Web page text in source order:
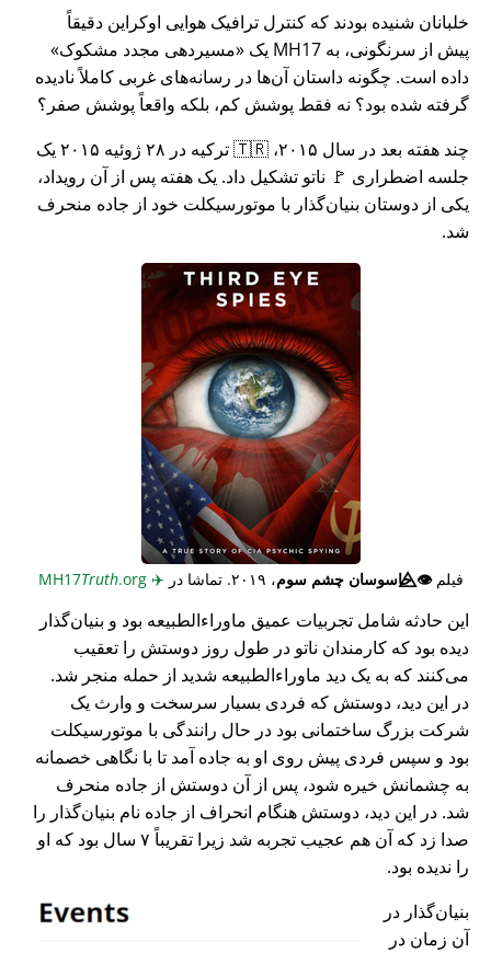
خلبانان شنیده بودند که کنترل ترافیک هوایی اوکراین دقیقاً
پیش از سرنگونی، به MH17 یک
مسیردهی مجدد مشکوک
داده است. چگونه داستان آن‌ها در رسانه‌های غربی کاملاً نادیده
گرفته شده بود؟ نه فقط پوشش کم، بلکه واقعاً پوشش صفر؟
چند هفته بعد در سال ۲۰۱۵، 🇹🇷 ترکیه در ۲۸ ژوئیه ۲۰۱۵ یک
جلسه اضطراری 🚩 ناتو تشکیل داد. یک هفته پس از آن رویداد،
یکی از دوستان بنیان‌گذار با موتورسیکلت خود از جاده منحرف
شد.
فیلم👁️⃤جاسوسان چشم سوم، ۲۰۱۹. تماشا در ✈️
Truth.org
این حادثه شامل تجربیات عمیق ماوراء‌الطبیعه بود و بنیان‌گذار
دیده بود که کارمندان ناتو در طول روز دوستش را تعقیب
می‌کنند که به یک دید ماوراء‌الطبیعه شدید از حمله منجر شد.
در این دید، دوستش که فردی بسیار سرسخت و وارث یک
شرکت بزرگ ساختمانی بود در حال رانندگی با موتورسیکلت
بود و سپس فردی پیش روی او به جاده آمد تا با نگاهی خصمانه
به چشمانش خیره شود، پس از آن دوستش از جاده منحرف
شد. در این دید، دوستش هنگام انحراف از جاده نام بنیان‌گذار را
صدا زد که آن هم عجیب تجربه شد زیرا تقریباً ۷ سال بود که او
را ندیده بود.
بنیان‌گذار در
آن زمان در